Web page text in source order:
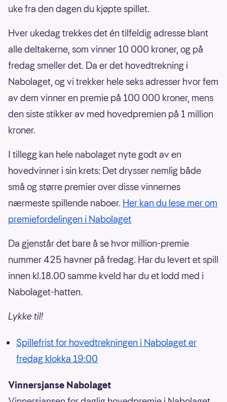
uke fra den dagen du kjøpte spillet.
Hver ukedag trekkes det én tilfeldig adresse blant
alle deltakerne, som vinner 10 000 kroner, og på
fredag smeller det. Da er det hovedtrekning i
Nabolaget, og vi trekker hele seks adresser hvor fem
av dem vinner en premie på 100 000 kroner, mens
den siste stikker av med hovedpremien på 1 million
kroner.
I tillegg kan hele nabolaget nyte godt av en
hovedvinner i sin krets: Det drysser nemlig både
små og større premier over disse vinnernes
nærmeste spillende naboer. Her kan du lese mer om
premiefordelingen i Nabolaget
Da gjenstår det bare å se hvor million-premie
nummer 425 havner på fredag. Har du levert et spill
innen kl.18.00 samme kveld har du et lodd med i
Nabolaget-hatten.
Lykke til!
Spillefrist for hovedtrekningen i Nabolaget er
fredag klokka 19:00
Vinnersjanse Nabolaget